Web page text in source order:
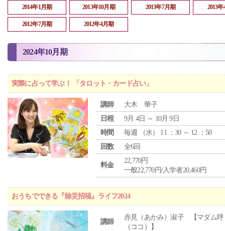
2014年1月期 2013年10月期 2013年7月期 2013
2012年7月期 2012年4月期
2024年10月期
実際に占って学ぶ！ 「タロット・カード占い」
講師
大木 華子
日程
9月 4日 ～ 10月 9日
時間
毎週 （水） 11 ：30 ～ 12 ：50
回数
全6回
料金
22,770円
一般22,770円/入学者20,460円
おうちでできる『除災招福』ライフ2024
講師
赤見（あかみ）淑子 【マダム呼
（ココ）】